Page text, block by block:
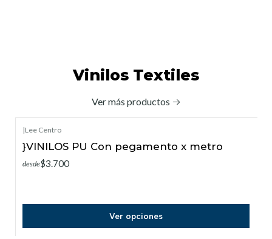
Vinilos Textiles
Ver más productos
|Lee Centro
}VINILOS PU Con pegamento x metro
desde$3.700
Ver opciones